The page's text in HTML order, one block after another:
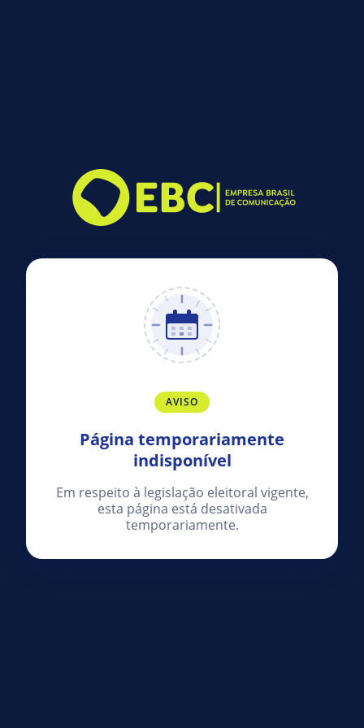
AVISO
Página temporariamente
indisponível
Em respeito à legislação eleitoral vigente,
esta página está desativada
temporariamente.